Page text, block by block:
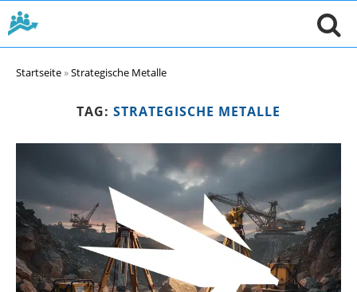
Startseite»Strategische Metalle
TAG: STRATEGISCHE METALLE